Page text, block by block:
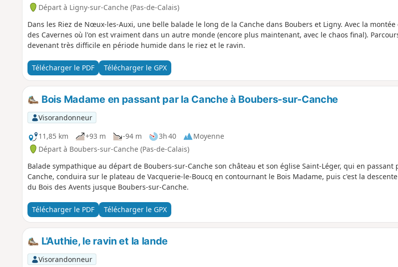
Départ à Ligny-sur-Canche (Pas-de-Calais)
Dans les Riez de Nœux-les-Auxi, une belle balade le long de la Canche dans Boubers et Ligny. Avec la montée
des Cavernes où l'on est vraiment dans un autre monde (encore plus maintenant, avec le chaos final).
devenant très difficile en période humide dans le riez et le ravin.
Télécharger le PDF Télécharger le GPX
Bois Madame en passant par la Canche à Boubers-sur-Canche
Visorandonneur
11,85 km
+93 m -94 m 3h 40
Moyenne
Départ à Boubers-sur-Canche (Pas-de-Calais)
Balade sympathique au départ de Boubers-sur-Canche son château et son église Saint-Léger, qui en passant
Canche, conduira sur le plateau de Vacquerie-le-Boucq en contournant le Bois Madame, puis c'est la
du Bois des Avents jusque Boubers-sur-Canche.
Télécharger le PDF Télécharger le GPX
L'Authie, le ravin et la lande
Visorandonneur